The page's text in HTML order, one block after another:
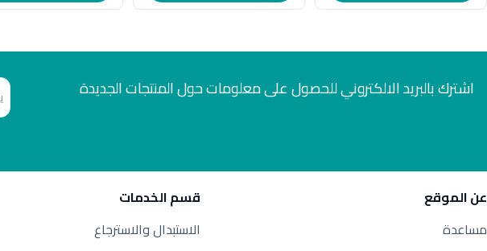
اشترك بالبريد الالكتروني للحصول على معلومات حول المنتجات الجديدة
عن الموقع
مساعدة
قسم الخدمات
الاستبدال والاسترجاع